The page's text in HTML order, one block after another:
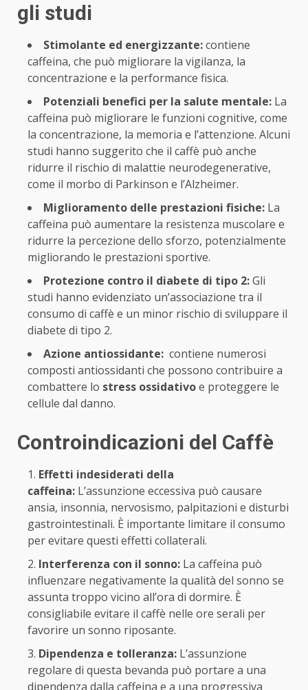
gli studi
Stimolante ed energizzante:contiene
caffeina, che può migliorare la vigilanza, la
concentrazione e la performance fisica.
Potenziali benefici per la salute mentale: La
caffeina può migliorare le funzioni cognitive, come
la concentrazione, la memoria e l’attenzione. Alcuni
studi hanno suggerito che il caffè può anche
ridurre il rischio di malattie neurodegenerative,
come il morbo di Parkinson e l’Alzheimer.
Miglioramento delle prestazioni fisiche: La
caffeina può aumentare la resistenza muscolare e
ridurre la percezione dello sforzo, potenzialmente
migliorando le prestazioni sportive.
Protezione contro il diabete di tipo 2:Gli
studi hanno evidenziato un’associazione tra il
consumo di caffè e un minor rischio di sviluppare il
diabete di tipo 2.
Azione antiossidante: contiene numerosi
composti antiossidanti che possono contribuire a
combattere lo stress ossidativoe proteggere le
cellule dal danno.
Controindicazioni del Caffè
Effetti indesiderati della
caffeina: L’assunzione eccessiva può causare
ansia, insonnia, nervosismo, palpitazioni e disturbi
gastrointestinali. È importante limitare il consumo
per evitare questi effetti collaterali.
Interferenza con il sonno: La caffeina può
influenzare negativamente la qualità del sonno se
assunta troppo vicino all’ora di dormire. È
consigliabile evitare il caffè nelle ore serali per
favorire un sonno riposante.
Dipendenza e tolleranza: L’assunzione
regolare di questa bevanda può portare a una
dipendenza dalla caffeina e a una progressiva